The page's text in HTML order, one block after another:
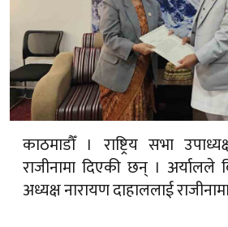
काठमाडौँ । राष्ट्रिय सभा
राजीनामा दिएकी छन् । अर्यालले
अध्यक्ष नारायण दाहाललाई